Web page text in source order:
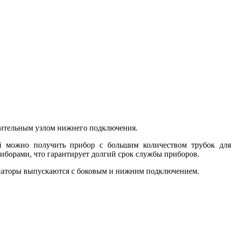
узлом нижнего подключения.
можно получить прибор с большим количеством трубок для
что гарантирует долгий срок службы приборов.
выпускаются с боковым и нижним подключением.